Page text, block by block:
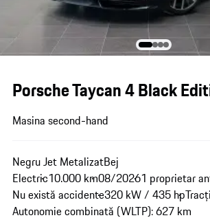
Porsche Taycan 4 Black
Masina second-hand
Negru Jet MetalizatBej
Electric10.000 km08/20261 proprietar
Nu există accidente320 kW / 435 hp
Autonomie combinată (WLTP): 627 km